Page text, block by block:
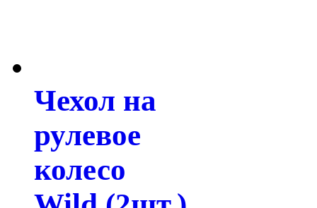
Чехол на
рулевое
колесо